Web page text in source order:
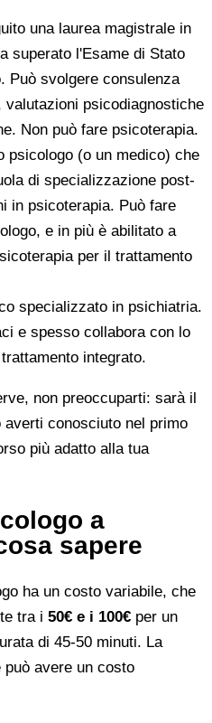
una laurea magistrale in
superato l'Esame di Stato
Può svolgere consulenza
psicodiagnostiche
Non può fare psicoterapia.
psicologo (o un medico) che
di specializzazione post-
in psicoterapia. Può fare
e in più è abilitato a
per il trattamento
specializzato in psichiatria.
e spesso collabora con lo
integrato.
non preoccuparti: sarà il
conosciuto nel primo
più adatto alla tua
a
sapere
ha un costo variabile, che
tra i 50€ e i 100€ per un
di 45-50 minuti. La
avere un costo